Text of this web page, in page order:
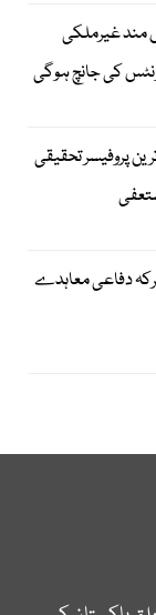
مند غیرملکی
کی جانچ ہوگی
پروفیسر تحقیقی
دفاعی معاہدے